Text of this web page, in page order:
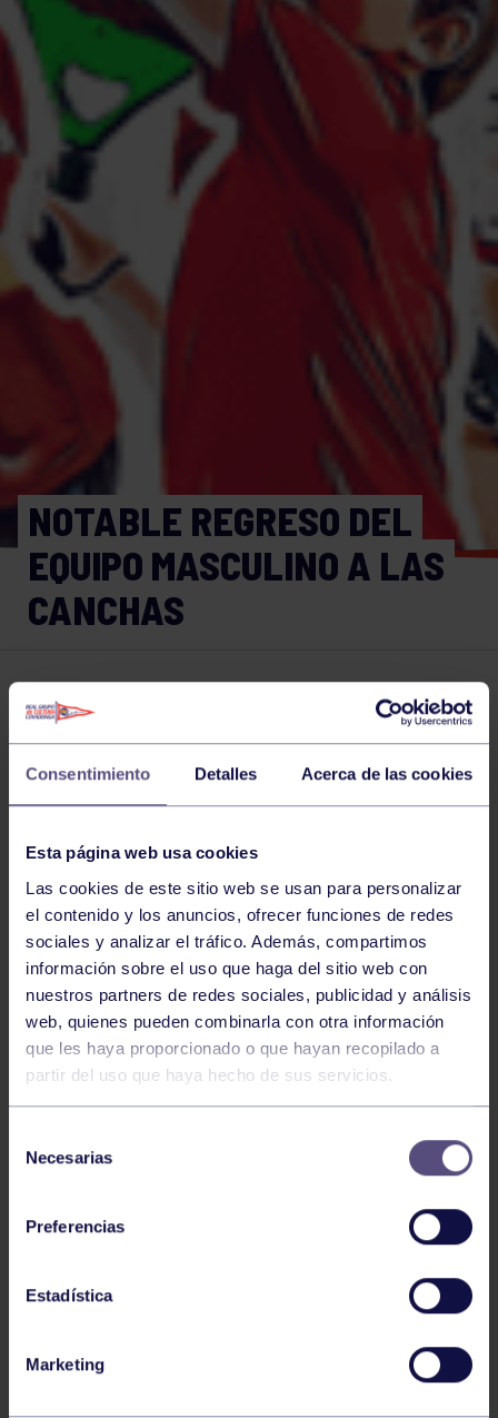
Consentimiento Detalles Acerca de las cookies
Esta página web usa cookies
Las cookies de este sitio web se usan para personalizar
el contenido y los anuncios, ofrecer funciones de redes
sociales y analizar el tráfico. Además, compartimos
información sobre el uso que haga del sitio web con
nuestros partners de redes sociales, publicidad y análisis
web, quienes pueden combinarla con otra información
que les haya proporcionado o que hayan recopilado a
partir del uso que haya hecho de sus servicios.
Necesarias
Preferencias
Estadística
Marketing
NOTABLE REGRESO DEL
EQUIPO MASCULINO A LAS
CANCHAS
Comparte
NOTICIAS RELACIONADAS
Voleibol 27 Abr 2026